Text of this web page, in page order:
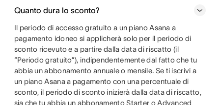
Quanto dura lo sconto?
Il periodo di accesso gratuito a un piano Asana a
pagamento idoneo si applicherà solo per il periodo di
sconto ricevuto e a partire dalla data di riscatto (il
“Periodo gratuito”), indipendentemente dal fatto che tu
abbia un abbonamento annuale o mensile. Se ti iscrivi a
un piano Asana a pagamento con una percentuale di
sconto, il periodo di sconto inizierà dalla data di riscatto,
sia che tu abbia un abbonamento Starter o Advanced